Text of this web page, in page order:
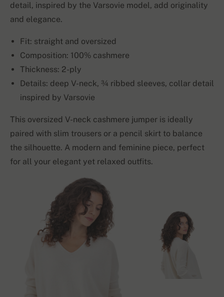
detail, inspired by the Varsovie model, add originality
and elegance.
Fit: straight and oversized
Composition: 100% cashmere
Thickness: 2-ply
Details: deep V-neck, ¾ ribbed sleeves, collar detail
inspired by Varsovie
This oversized V-neck cashmere jumper is ideally
paired with slim trousers or a pencil skirt to balance
the silhouette. A modern and feminine piece, perfect
for all your elegant yet relaxed outfits.